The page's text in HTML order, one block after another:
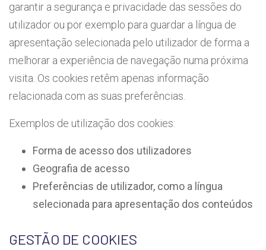
garantir a segurança e privacidade das sessões do
utilizador ou por exemplo para guardar a língua de
apresentação selecionada pelo utilizador de forma a
melhorar a experiência de navegação numa próxima
visita. Os cookies retêm apenas informação
relacionada com as suas preferências.
Exemplos de utilização dos cookies:
Forma de acesso dos utilizadores
Geografia de acesso
Preferências de utilizador, como a língua
selecionada para apresentação dos conteúdos
GESTÃO DE COOKIES